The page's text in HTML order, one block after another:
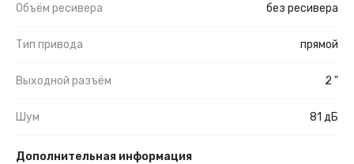
Объём ресивера без ресивера
Тип привода прямой
Выходной разъём 2 "
Шум 81 дБ
Дополнительная информация